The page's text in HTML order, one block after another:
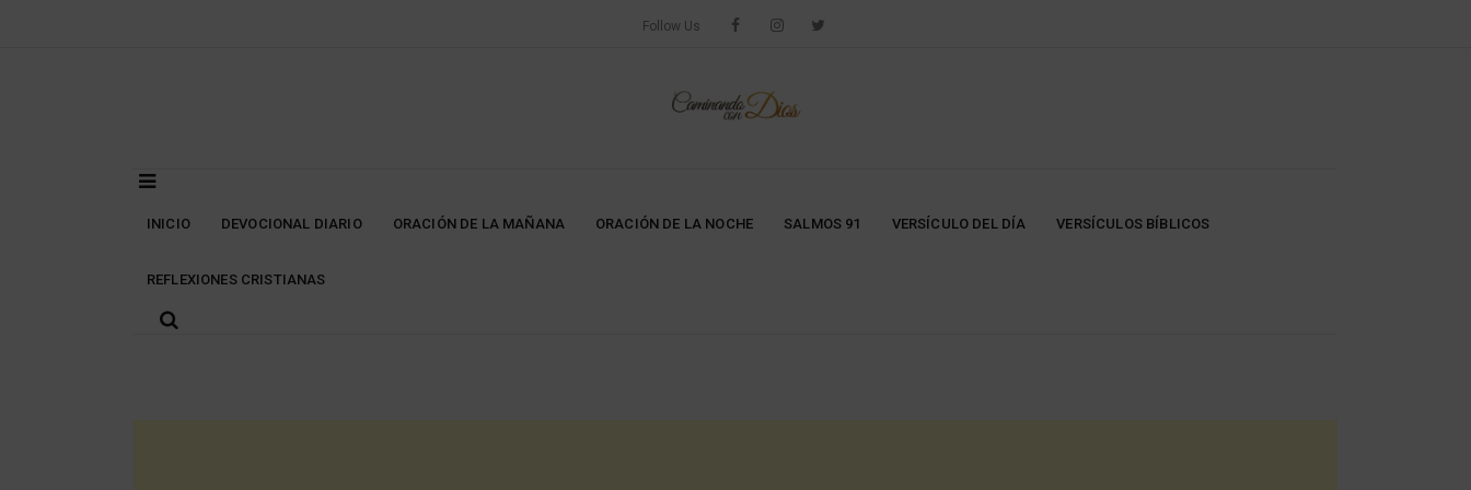
Follow Us
INICIO DEVOCIONAL DIARIO ORACIÓN DE LA MAÑANA ORACIÓN DE LA NOCHE SALMOS 91 VERSÍCULO DEL DÍA VERSÍCULOS BÍBLICOS
REFLEXIONES CRISTIANAS